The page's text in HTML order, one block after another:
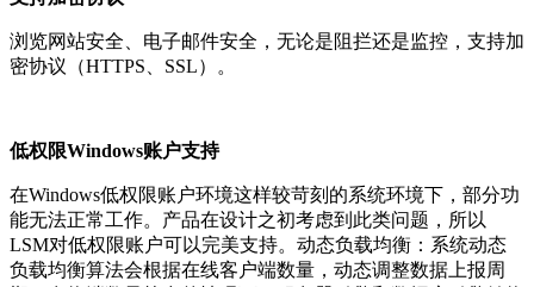
浏览网站安全、电子邮件安全，无论是阻拦还是监控，支持加
密协议（HTTPS、SSL）。
低权限Windows账户支持
在Windows低权限账户环境这样较苛刻的系统环境下，部分功
能无法正常工作。产品在设计之初考虑到此类问题，所以
LSM对低权限账户可以完美支持。动态负载均衡：系统动态
负载均衡算法会根据在线客户端数量，动态调整数据上报周